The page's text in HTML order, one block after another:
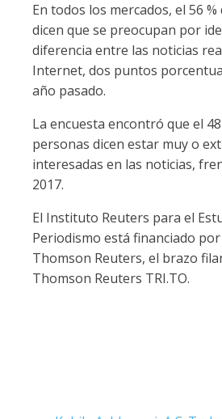
En todos los mercados, el 56
dicen que se preocupan por
diferencia entre las noticias
Internet, dos puntos
año pasado.
La encuesta encontró que el 48
personas dicen estar muy o
interesadas en las noticias,
2017.
El Instituto Reuters para el
Periodismo está financiado
Thomson Reuters, el brazo
Thomson Reuters TRI.TO.